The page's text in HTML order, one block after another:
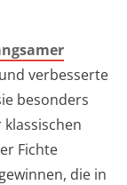
verbesserte
besonders
Fichte
die in